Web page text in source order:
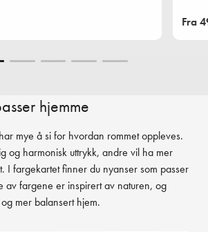
Fra
hjemme
mye å si for hvordan rommet oppleves.
og harmonisk uttrykk, andre vil ha mer
I fargekartet finner du nyanser som passer
av fargene er inspirert av naturen, og
mer balansert hjem.